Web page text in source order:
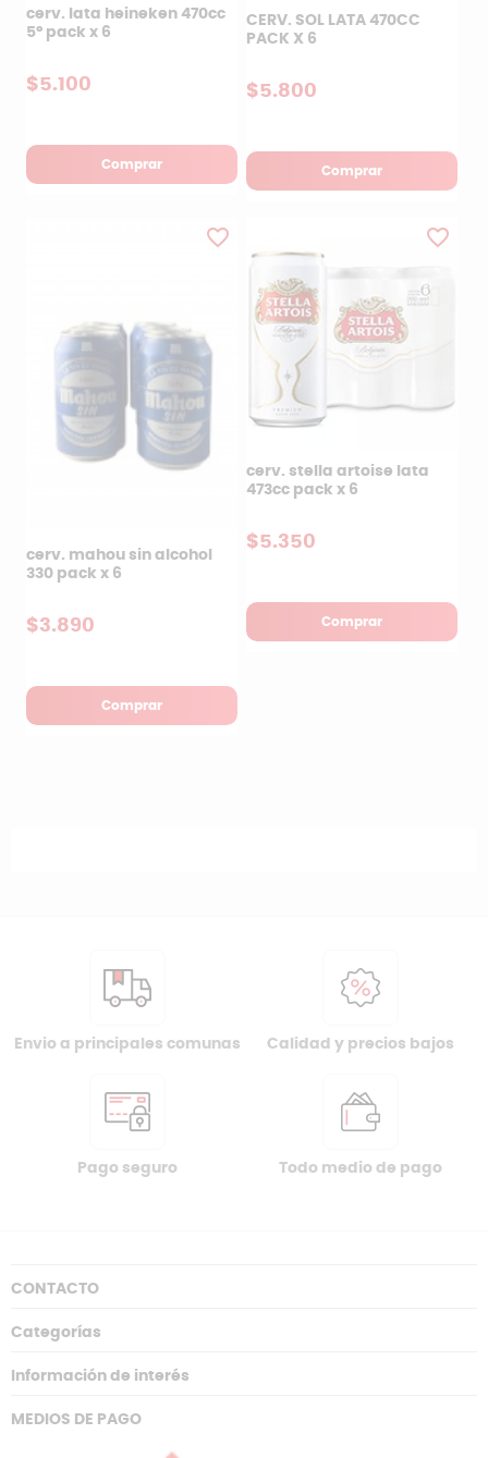
cerv. lata heineken 470cc
5° pack x 6
$5.100
Comprar
CERV. SOL LATA 470CC
PACK X 6
$5.800
Comprar
favorite_border
cerv. mahou sin alcohol
330 pack x 6
$3.890
Comprar
favorite_border
cerv. stella artoise lata
473cc pack x 6
$5.350
Comprar
Envio a principales comunas Calidad y precios bajos
Pago seguro Todo medio de pago
CONTACTO
Categorías
Información de interés
MEDIOS DE PAGO